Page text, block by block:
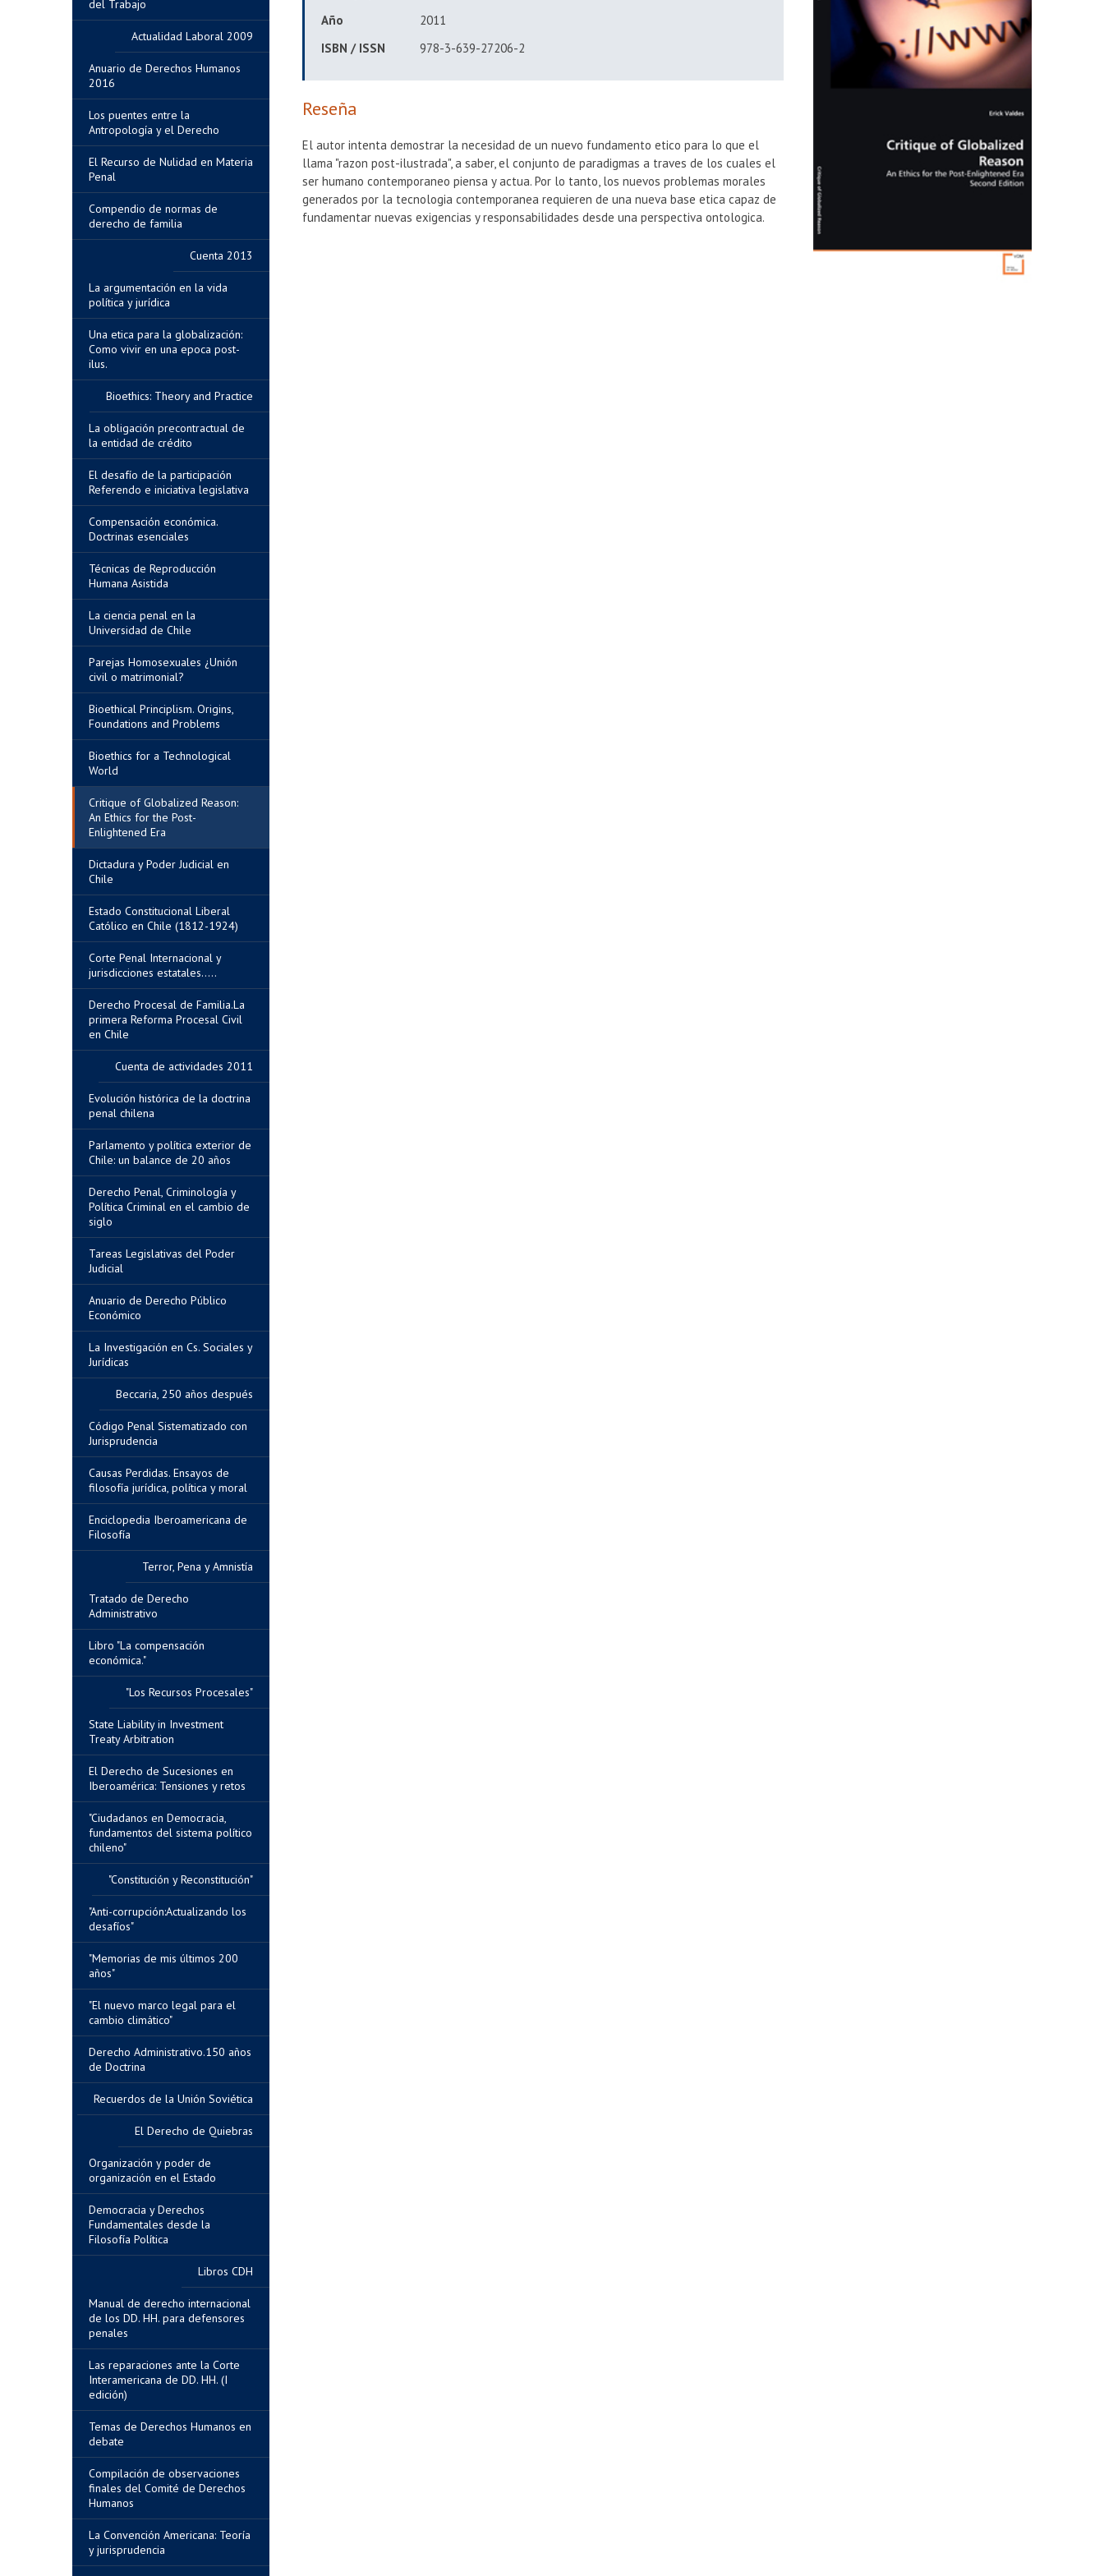
La Convención Americana: Teoría
y jurisprudencia
Compilación de observaciones
finales del Comité de Derechos
Humanos
Temas de Derechos Humanos en
debate
Las reparaciones ante la Corte
Interamericana de DD. HH. (I
edición)
Manual de derecho internacional
de los DD. HH. para defensores
penales
Libros CDH
Democracia y Derechos
Fundamentales desde la
Filosofía Política
Organización y poder de
organización en el Estado
El Derecho de Quiebras
Recuerdos de la Unión Soviética
Derecho Administrativo.150 años
de Doctrina
"El nuevo marco legal para el
cambio climático"
"Memorias de mis últimos 200
años"
"Anti-corrupción:Actualizando los
desafíos"
"Constitución y Reconstitución"
"Ciudadanos en Democracia,
fundamentos del sistema político
chileno"
El Derecho de Sucesiones en
Iberoamérica: Tensiones y retos
State Liability in Investment
Treaty Arbitration
"Los Recursos Procesales"
Libro "La compensación
económica."
Tratado de Derecho
Administrativo
Terror, Pena y Amnistía
Enciclopedia Iberoamericana de
Filosofía
Causas Perdidas. Ensayos de
filosofía jurídica, política y moral
Código Penal Sistematizado con
Jurisprudencia
Beccaria, 250 años después
La Investigación en Cs. Sociales y
Jurídicas
Anuario de Derecho Público
Económico
Tareas Legislativas del Poder
Judicial
Derecho Penal, Criminología y
Política Criminal en el cambio de
siglo
Parlamento y política exterior de
Chile: un balance de 20 años
Evolución histórica de la doctrina
penal chilena
Cuenta de actividades 2011
Derecho Procesal de Familia.La
primera Reforma Procesal Civil
en Chile
Corte Penal Internacional y
jurisdicciones estatales.....
Estado Constitucional Liberal
Católico en Chile (1812-1924)
Dictadura y Poder Judicial en
Chile
Critique of Globalized Reason:
An Ethics for the Post-
Enlightened Era
Bioethics for a Technological
World
Bioethical Principlism. Origins,
Foundations and Problems
Parejas Homosexuales ¿Unión
civil o matrimonial?
La ciencia penal en la
Universidad de Chile
Técnicas de Reproducción
Humana Asistida
Compensación económica.
Doctrinas esenciales
El desafío de la participación
Referendo e iniciativa legislativa
La obligación precontractual de
la entidad de crédito
Bioethics: Theory and Practice
Una etica para la globalización:
Como vivir en una epoca post-
ilus.
La argumentación en la vida
política y jurídica
Cuenta 2013
Compendio de normas de
derecho de familia
El Recurso de Nulidad en Materia
Penal
Los puentes entre la
Antropología y el Derecho
Anuario de Derechos Humanos
2016
Actualidad Laboral 2009
del Trabajo
Año
2011
ISBN / ISSN
978-3-639-27206-2
Reseña
El autor intenta demostrar la necesidad de un nuevo fundamento etico para lo que el
llama "razon post-ilustrada", a saber, el conjunto de paradigmas a traves de los cuales el
ser humano contemporaneo piensa y actua. Por lo tanto, los nuevos problemas morales
generados por la tecnologia contemporanea requieren de una nueva base etica capaz de
fundamentar nuevas exigencias y responsabilidades desde una perspectiva ontologica.